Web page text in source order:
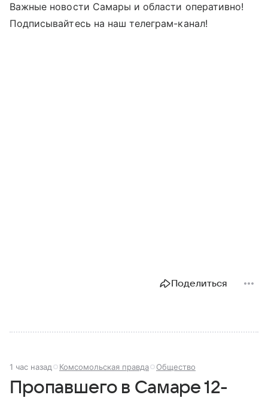
Важные новости Самары и области оперативно!
Подписывайтесь на наш телеграм-канал!
Поделиться
1 час назад Комсомольская правда Общество
Пропавшего в Самаре 12-